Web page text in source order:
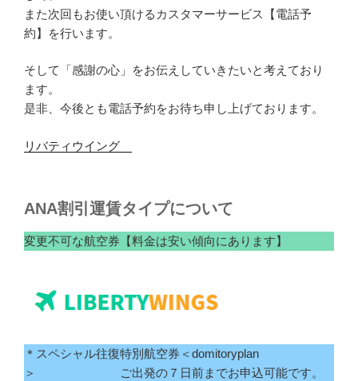
また次回もお使い頂けるカスタマーサービス【電話予
約】を行います。
そして「感謝の心」をお伝えしていきたいと考えており
ます。
是非、今後とも電話予約をお待ち申し上げております。
リバティウイング
ANA割引運賃タイプについて
変更不可な航空券【料金は安い傾向にあります】
＊スペシャル往復特別航空券＜domitoryplan
＞ ご出発の７日前までお申込可能です。